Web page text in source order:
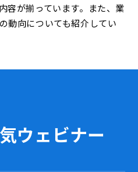
容が揃っています。また、業
動向についても紹介してい
ウェビナー